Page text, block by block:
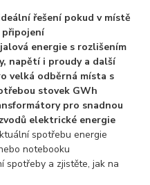
řešení pokud v místě
připojení
energie s rozlišením
napětí i proudy a další
velká odběrná místa s
stovek GWh
pro snadnou
elektrické energie
spotřebu energie
notebooku
spotřeby a zjistěte, jak na